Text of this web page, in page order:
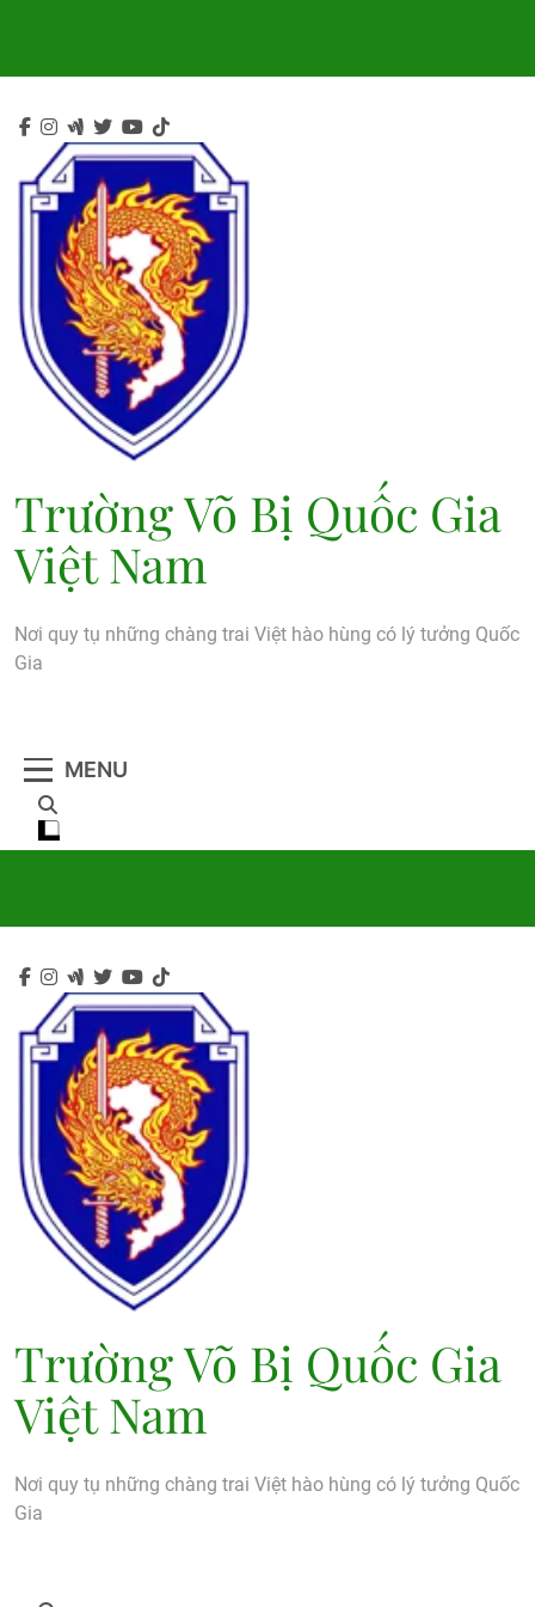
Trường Võ Bị Quốc Gia
Việt Nam
Nơi quy tụ những chàng trai Việt hào hùng có lý tưởng Quốc
Gia
MENU
Trường Võ Bị Quốc Gia
Việt Nam
Nơi quy tụ những chàng trai Việt hào hùng có lý tưởng Quốc
Gia